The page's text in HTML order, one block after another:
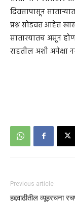
दिवसापासून
प्रश्न सोडवत आहेत
सातारयातच असून
राहतील अशी अपेक्षा
Previous article
हद्दवाढीतील व्यूहरचना